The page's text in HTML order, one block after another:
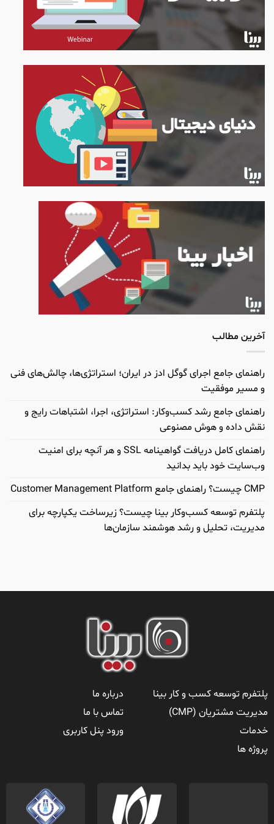
آخرین مطالب
راهنمای جامع اجرای گوگل ادز در ایران؛ استراتژی‌ها، چالش‌های فنی
و مسیر موفقیت
راهنمای جامع رشد کسب‌وکار: استراتژی، اجرا، اشتباهات رایج و
نقش داده و هوش مصنوعی
راهنمای کامل دریافت گواهینامه SSL و هر آنچه برای امنیت
وب‌سایت خود باید بدانید
CMP چیست؟ راهنمای جامع Customer Management Platform
پلتفرم توسعه کسب‌وکار بینا چیست؟ زیرساخت یکپارچه برای
مدیریت، تحلیل و رشد هوشمند سازمان‌ها
پلتفرم توسعه کسب و کار بینا
مدیریت مشتریان (CMP)
خدمات
پروژه ها
درباره ما
تماس با ما
ورود پنل کاربری